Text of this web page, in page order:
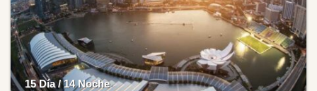
15 Día / 14 Noche